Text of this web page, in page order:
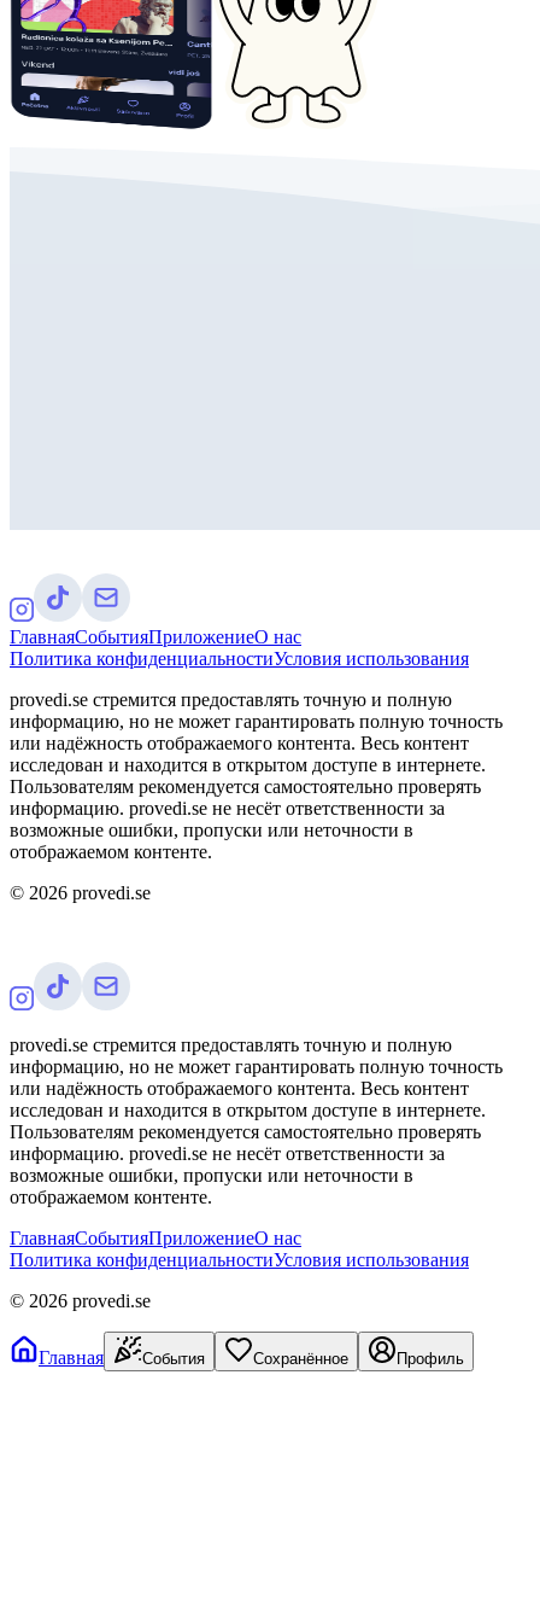
ГлавнаяСобытияПриложениеО нас
Политика конфиденциальностиУсловия использования
provedi.se стремится предоставлять точную и полную
информацию, но не может гарантировать полную точность
или надёжность отображаемого контента. Весь контент
исследован и находится в открытом доступе в интернете.
Пользователям рекомендуется самостоятельно проверять
информацию. provedi.se не несёт ответственности за
возможные ошибки, пропуски или неточности в
отображаемом контенте.
© 2026 provedi.se
provedi.se стремится предоставлять точную и полную
информацию, но не может гарантировать полную точность
или надёжность отображаемого контента. Весь контент
исследован и находится в открытом доступе в интернете.
Пользователям рекомендуется самостоятельно проверять
информацию. provedi.se не несёт ответственности за
возможные ошибки, пропуски или неточности в
отображаемом контенте.
ГлавнаяСобытияПриложениеО нас
Политика конфиденциальностиУсловия использования
© 2026 provedi.se
Главная События Сохранённое Профиль